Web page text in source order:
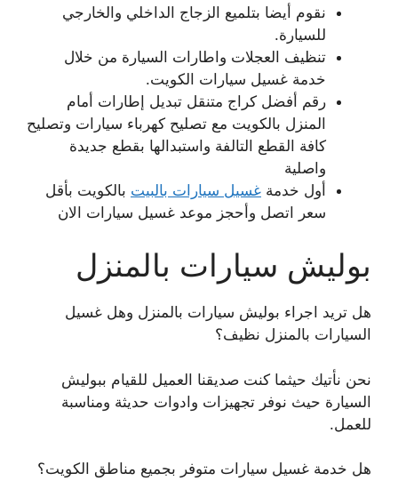
نقوم أيضا بتلميع الزجاج الداخلي والخارجي
للسيارة.
تنظيف العجلات واطارات السيارة من خلال
خدمة غسيل سيارات الكويت.
رقم أفضل كراج متنقل تبديل إطارات أمام
المنزل بالكويت مع تصليح كهرباء سيارات وتصليح
كافة القطع التالفة واستبدالها بقطع جديدة
واصلية
أول خدمة غسيل سيارات بالبيت بالكويت بأقل
سعر اتصل وأحجز موعد غسيل سيارات الان
بوليش سيارات بالمنزل
هل تريد اجراء بوليش سيارات بالمنزل وهل غسيل
السيارات بالمنزل نظيف؟
نحن نأتيك حيثما كنت صديقنا العميل للقيام ببوليش
السيارة حيث نوفر تجهيزات وادوات حديثة ومناسبة
للعمل.
هل خدمة غسيل سيارات متوفر بجميع مناطق الكويت؟